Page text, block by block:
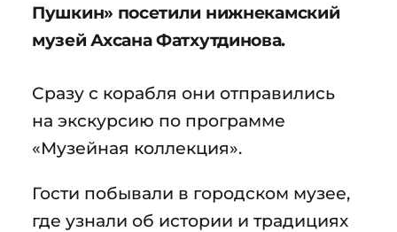
Пушкин» посетили нижнекамский
музей Ахсана Фатхутдинова.
Сразу с корабля они отправились
на экскурсию по программе
«Музейная коллекция».
Гости побывали в городском музее,
где узнали об истории и традициях